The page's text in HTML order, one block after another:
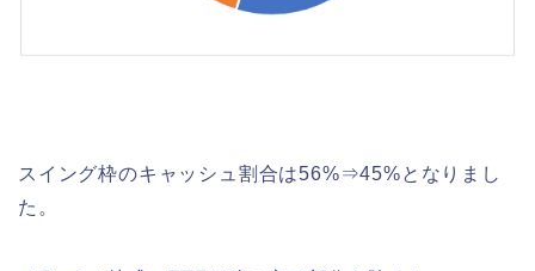
スイング枠のキャッシュ割合は56%⇒45%となりまし
た。